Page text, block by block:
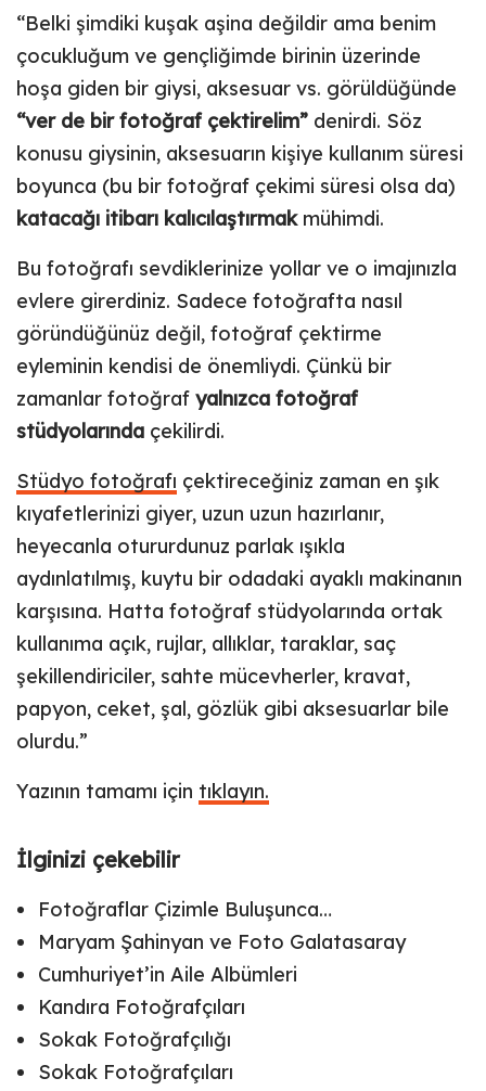
“Belki şimdiki kuşak aşina değildir ama benim
çocukluğum ve gençliğimde birinin üzerinde
hoşa giden bir giysi, aksesuar vs. görüldüğünde
“ver de bir fotoğraf çektirelim” denirdi. Söz
konusu giysinin, aksesuarın kişiye kullanım süresi
boyunca (bu bir fotoğraf çekimi süresi olsa da)
katacağı itibarı kalıcılaştırmak mühimdi.
Bu fotoğrafı sevdiklerinize yollar ve o imajınızla
evlere girerdiniz. Sadece fotoğrafta nasıl
göründüğünüz değil, fotoğraf çektirme
eyleminin kendisi de önemliydi. Çünkü bir
zamanlar fotoğrafyalnızca fotoğraf
stüdyolarında çekilirdi.
Stüdyo fotoğrafı çektireceğiniz zaman en şık
kıyafetlerinizi giyer, uzun uzun hazırlanır,
heyecanla otururdunuz parlak ışıkla
aydınlatılmış, kuytu bir odadaki ayaklı makinanın
karşısına. Hatta fotoğraf stüdyolarında ortak
kullanıma açık, rujlar, allıklar, taraklar, saç
şekillendiriciler, sahte mücevherler, kravat,
papyon, ceket, şal, gözlük gibi aksesuarlar bile
olurdu.”
Yazının tamamı için tıklayın.
İlginizi çekebilir
Fotoğraflar Çizimle Buluşunca…
Maryam Şahinyan ve Foto Galatasaray
Cumhuriyet’in Aile Albümleri
Kandıra Fotoğrafçıları
Sokak Fotoğrafçılığı
Sokak Fotoğrafçıları